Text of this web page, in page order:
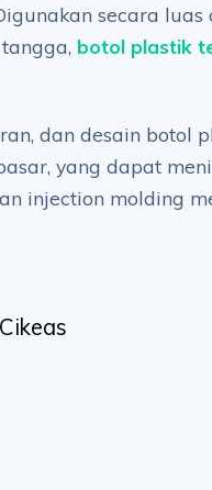
secara
botol plastik
dan desain botol
yang dapat
injection molding